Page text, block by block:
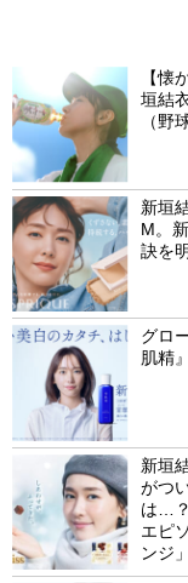
【懐
垣結
（野
新垣
M。
訣を
グロ
肌精
新垣
がつ
は…
エピ
ンジ